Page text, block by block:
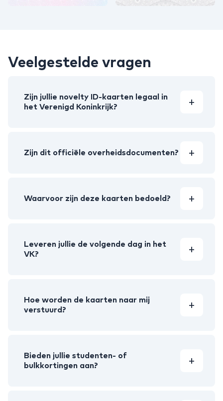
Veelgestelde vragen
Zijn jullie novelty ID-kaarten legaal in
het Verenigd Koninkrijk?
Zijn dit officiële overheidsdocumenten?
Waarvoor zijn deze kaarten bedoeld?
Leveren jullie de volgende dag in het
VK?
Hoe worden de kaarten naar mij
verstuurd?
Bieden jullie studenten- of
bulkkortingen aan?